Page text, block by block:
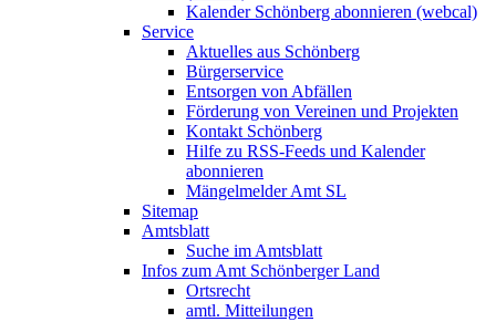
Kalender Schönberg abonnieren (webcal)
Service
Aktuelles aus Schönberg
Bürgerservice
Entsorgen von Abfällen
Förderung von Vereinen und Projekten
Kontakt Schönberg
Hilfe zu RSS-Feeds und Kalender
abonnieren
Mängelmelder Amt SL
Sitemap
Amtsblatt
Suche im Amtsblatt
Infos zum Amt Schönberger Land
Ortsrecht
amtl. Mitteilungen